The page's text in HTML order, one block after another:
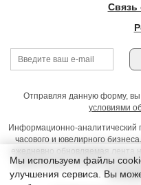
Связь
Отправляя данную форму, вы
условиями
Информационно-
часового и ювелирного
ежедневно обновляемая лента
презентаций, on-line
Мы используем файлы
улучшения сервиса. Вы